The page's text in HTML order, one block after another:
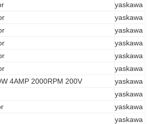
yaskawa
yaskawa
yaskawa
yaskawa
yaskawa
yaskawa
4AMP 2000RPM 200V
yaskawa
yaskawa
yaskawa
yaskawa